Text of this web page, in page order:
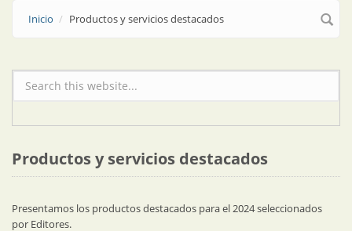
Inicio Productos y servicios destacados
Formulario de búsqueda
Productos y servicios destacados
Presentamos los productos destacados para el 2024 seleccionados
por Editores.